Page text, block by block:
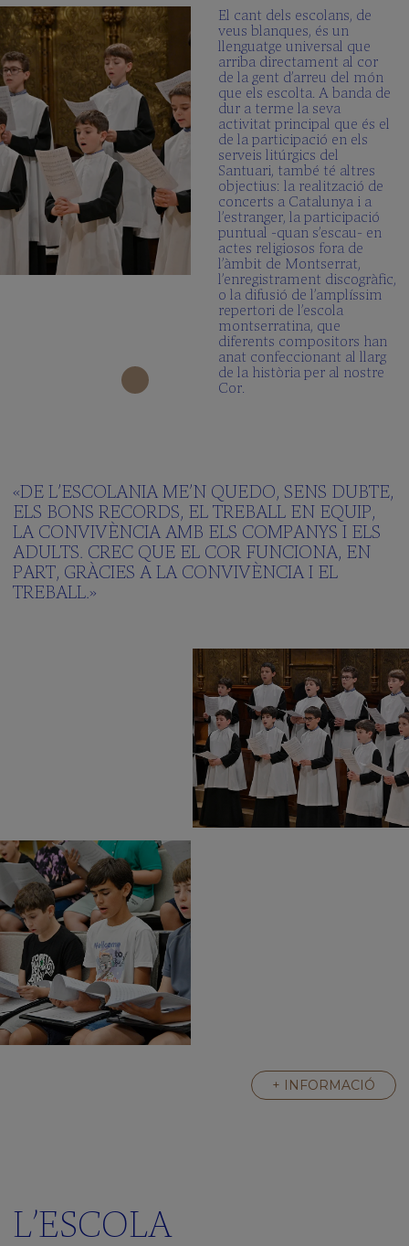
El cant dels escolans, de
veus blanques, és un
llenguatge universal que
arriba directament al cor
de la gent d’arreu del món
que els escolta. A banda de
dur a terme la seva
activitat principal que és el
de la participació en els
serveis litúrgics del
Santuari, també té altres
objectius: la realització de
concerts a Catalunya i a
l’estranger, la participació
puntual -quan s’escau- en
actes religiosos fora de
l’àmbit de Montserrat,
l’enregistrament discogràfic,
o la difusió de l’amplíssim
repertori de l’escola
montserratina, que
diferents compositors han
anat confeccionant al llarg
de la història per al nostre
Cor.
«DE L’ESCOLANIA ME’N QUEDO, SENS DUBTE,
ELS BONS RECORDS, EL TREBALL EN EQUIP,
LA CONVIVÈNCIA AMB ELS COMPANYS I ELS
ADULTS. CREC QUE EL COR FUNCIONA, EN
PART, GRÀCIES A LA CONVIVÈNCIA I EL
TREBALL.»
+ INFORMACIÓ
L’ESCOLA